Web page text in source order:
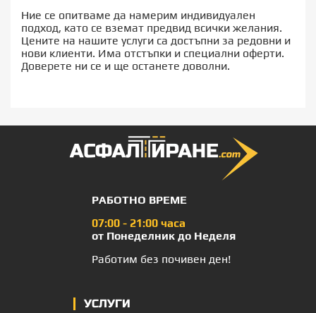
Ние се опитваме да намерим индивидуален
подход, като се вземат предвид всички желания.
Цените на нашите услуги са достъпни за редовни и
нови клиенти. Има отстъпки и специални оферти.
Доверете ни се и ще останете доволни.
РАБОТНО ВРЕМЕ
07:00 - 21:00 часа
от Понеделник до Неделя
Работим без почивен ден!
УСЛУГИ